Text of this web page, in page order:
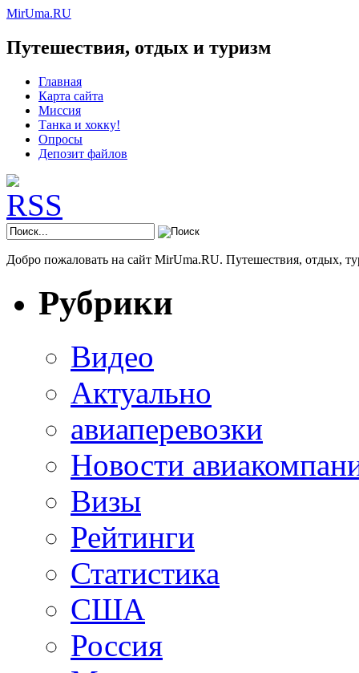
MirUma.RU
Путешествия, отдых и туризм
Главная
Карта сайта
Миссия
Танка и хокку!
Опросы
Депозит файлов
Добро пожаловать на сайт MirUma.RU. Путешествия, отдых,
Рубрики
Видео
Актуально
авиаперевозки
Новости
Визы
Рейтинги
Статистика
США
Россия